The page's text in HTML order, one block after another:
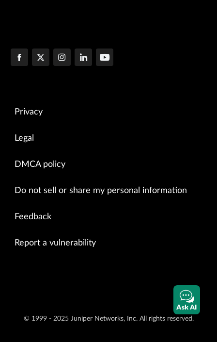
Privacy
Legal
DMCA policy
Do not sell or share my personal information
Feedback
Report a vulnerability
© 1999 - 2025 Juniper Networks, Inc. All rights reserved.
Ask AI